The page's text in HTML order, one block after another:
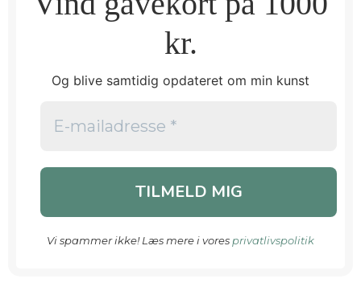
kr.
Og blive samtidig opdateret om min kunst
Vi spammer ikke! Læs mere i vores privatlivspolitik